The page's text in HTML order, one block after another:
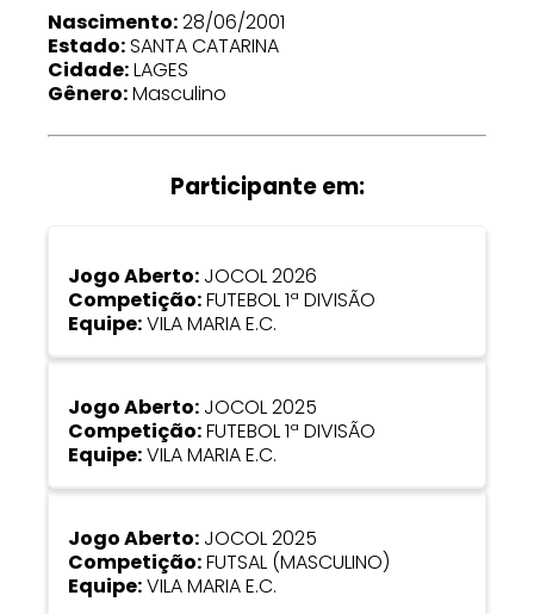
Nascimento:28/06/2001
Estado:SANTA CATARINA
Cidade:LAGES
Gênero:Masculino
Participante em:
Jogo Aberto: JOCOL 2026
Competição:FUTEBOL 1ª DIVISÃO
Equipe:VILA MARIA E.C.
Jogo Aberto: JOCOL 2025
Competição:FUTEBOL 1ª DIVISÃO
Equipe:VILA MARIA E.C.
Jogo Aberto: JOCOL 2025
Competição:FUTSAL (MASCULINO)
Equipe:VILA MARIA E.C.